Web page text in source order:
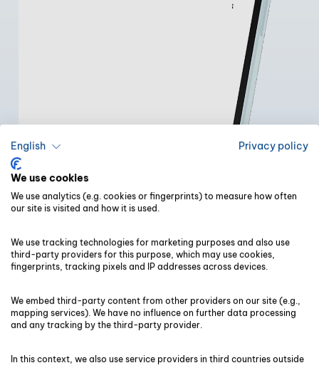
English Privacy policy
We use cookies
We use analytics (e.g. cookies or fingerprints) to measure how often
our site is visited and how it is used.
We use tracking technologies for marketing purposes and also use
third-party providers for this purpose, which may use cookies,
fingerprints, tracking pixels and IP addresses across devices.
We embed third-party content from other providers on our site (e.g.,
mapping services). We have no influence on further data processing
and any tracking by the third-party provider.
In this context, we also use service providers in third countries outside